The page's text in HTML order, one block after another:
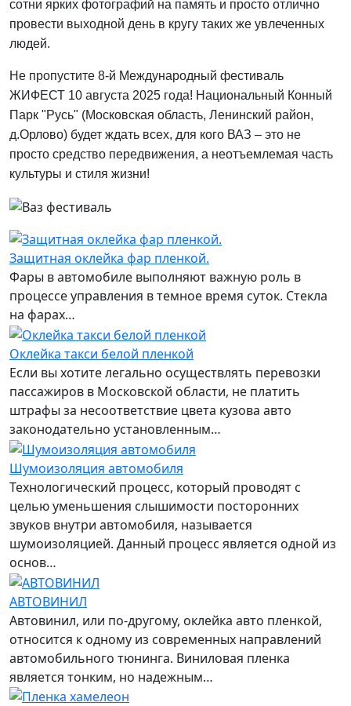
сотни ярких фотографий на память и просто отлично
провести выходной день в кругу таких же увлеченных
людей.
Не пропустите 8-й Международный фестиваль
ЖИФЕСТ 10 августа 2025 года! Национальный Конный
Парк "Русь" (Московская область, Ленинский район,
д.Орлово) будет ждать всех, для кого ВАЗ – это не
просто средство передвижения, а неотъемлемая часть
культуры и стиля жизни!
Защитная оклейка фар пленкой.
Фары в автомобиле выполняют важную роль в
процессе управления в темное время суток. Стекла
на фарах…
Оклейка такси белой пленкой
Если вы хотите легально осуществлять перевозки
пассажиров в Московской области, не платить
штрафы за несоответствие цвета кузова авто
законодательно установленным…
Шумоизоляция автомобиля
Технологический процесс, который проводят с
целью уменьшения слышимости посторонних
звуков внутри автомобиля, называется
шумоизоляцией. Данный процесс является одной из
основ…
АВТОВИНИЛ
Автовинил, или по-другому, оклейка авто пленкой,
относится к одному из современных направлений
автомобильного тюнинга. Виниловая пленка
является тонким, но надежным…